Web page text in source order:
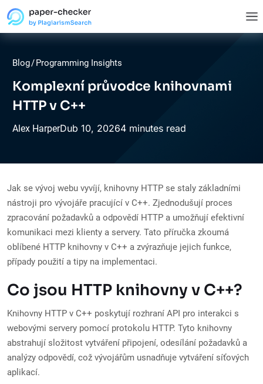
Blog/Programming Insights
Komplexní průvodce knihovnami
HTTP v C++
Alex HarperDub 10, 20264 minutes read
Jak se vývoj webu vyvíjí, knihovny HTTP se staly základními
nástroji pro vývojáře pracující v C++. Zjednodušují proces
zpracování požadavků a odpovědí HTTP a umožňují efektivní
komunikaci mezi klienty a servery. Tato příručka zkoumá
oblíbené HTTP knihovny v C++ a zvýrazňuje jejich funkce,
případy použití a tipy na implementaci.
Co jsou HTTP knihovny v C++?
Knihovny HTTP v C++ poskytují rozhraní API pro interakci s
webovými servery pomocí protokolu HTTP. Tyto knihovny
abstrahují složitost vytváření připojení, odesílání požadavků a
analýzy odpovědí, což vývojářům usnadňuje vytváření síťových
aplikací.